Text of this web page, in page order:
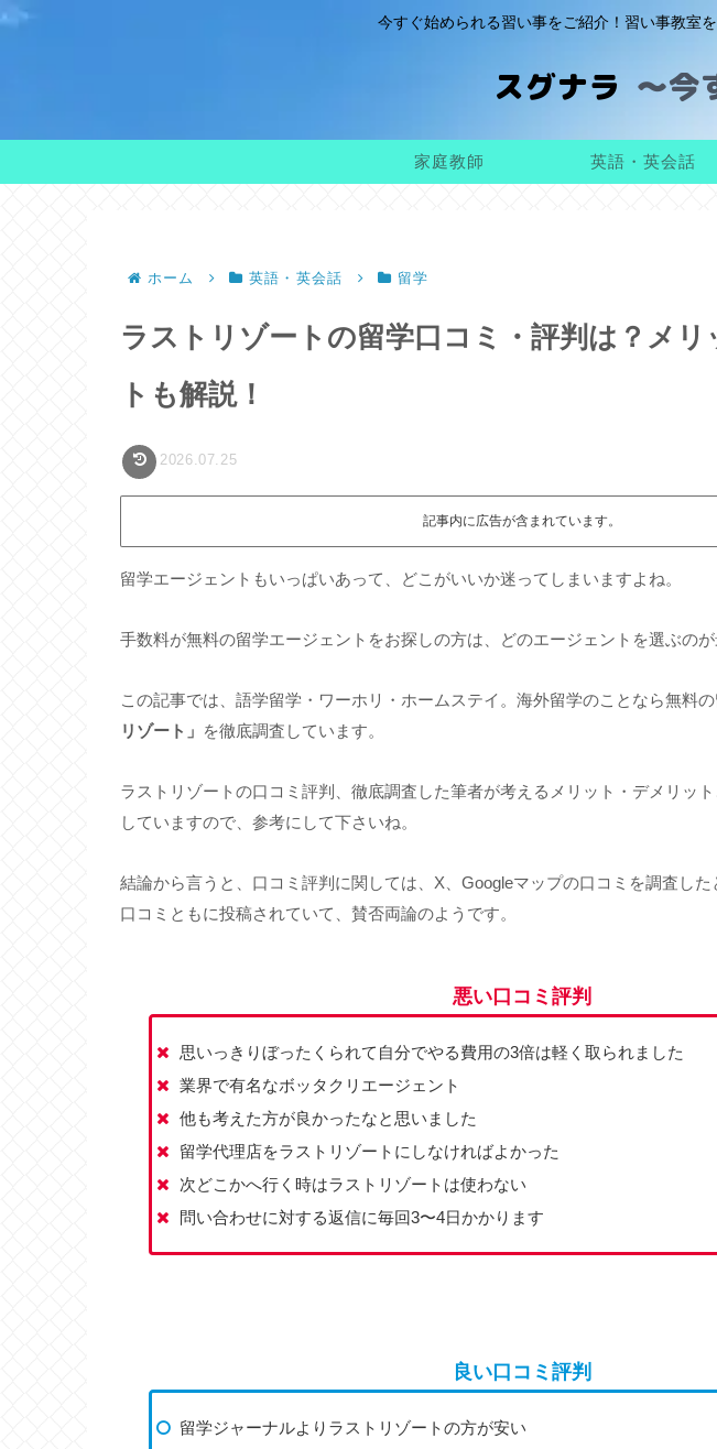
今すぐ始められる習い事をご紹介！習い事教室
スグナラ
家庭教師 英語・英会話
ホーム 英語・英会話 留学
ラストリゾートの留学口コミ・評判は？メリ
トも解説！
2026.07.25
記事内に広告が含まれています。
留学エージェントもいっぱいあって、どこがいいか迷ってしまいますよね。
手数料が無料の留学エージェントをお探しの方は、どのエージェントを選ぶの
この記事では、語学留学・ワーホリ・ホームステイ。海外留学のことなら無料
リゾート」 を徹底調査しています。
ラストリゾートの口コミ評判、徹底調査した筆者が考えるメリット・デメリッ
していますので、参考にして下さいね。
結論から言うと、口コミ評判に関しては、X、Googleマップの口コミを調査し
口コミともに投稿されていて、賛否両論のようです。
悪い口コミ評判
思いっきりぼったくられて自分でやる費用の3倍は軽く取られました
業界で有名なボッタクリエージェント
他も考えた方が良かったなと思いました
留学代理店をラストリゾートにしなければよかった
次どこかへ行く時はラストリゾートは使わない
問い合わせに対する返信に毎回3〜4日かかります
良い口コミ評判
留学ジャーナルよりラストリゾートの方が安い